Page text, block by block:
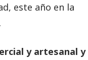
este año en la
y artesanal y